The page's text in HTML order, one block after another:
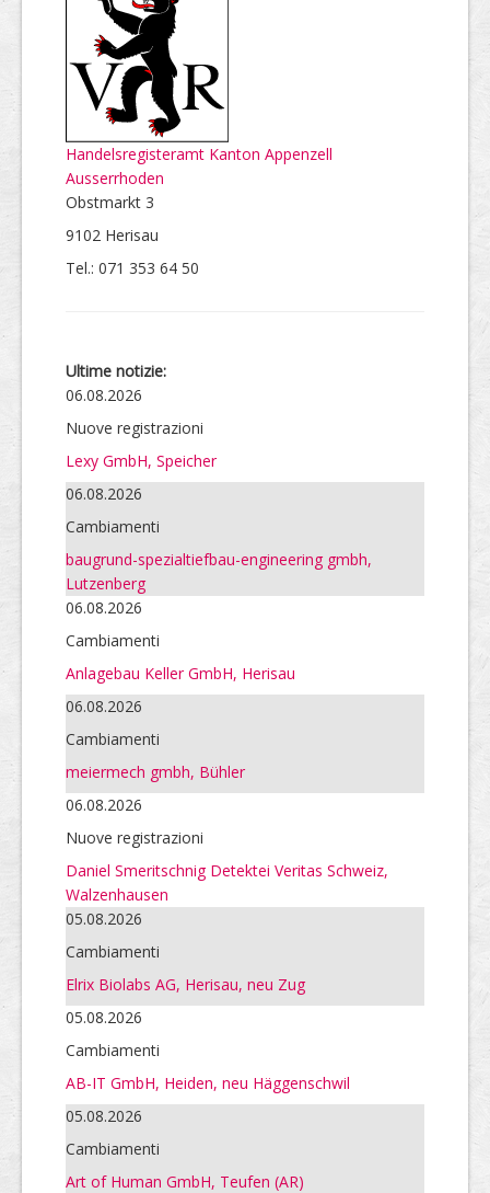
Handelsregisteramt Kanton Appenzell
Ausserrhoden
Obstmarkt 3
9102 Herisau
Tel.: 071 353 64 50
Ultime notizie:
06.08.2026
Nuove registrazioni
Lexy GmbH, Speicher
06.08.2026
Cambiamenti
baugrund-spezialtiefbau-engineering gmbh,
Lutzenberg
06.08.2026
Cambiamenti
Anlagebau Keller GmbH, Herisau
06.08.2026
Cambiamenti
meiermech gmbh, Bühler
06.08.2026
Nuove registrazioni
Daniel Smeritschnig Detektei Veritas Schweiz,
Walzenhausen
05.08.2026
Cambiamenti
Elrix Biolabs AG, Herisau, neu Zug
05.08.2026
Cambiamenti
AB-IT GmbH, Heiden, neu Häggenschwil
05.08.2026
Cambiamenti
Art of Human GmbH, Teufen (AR)